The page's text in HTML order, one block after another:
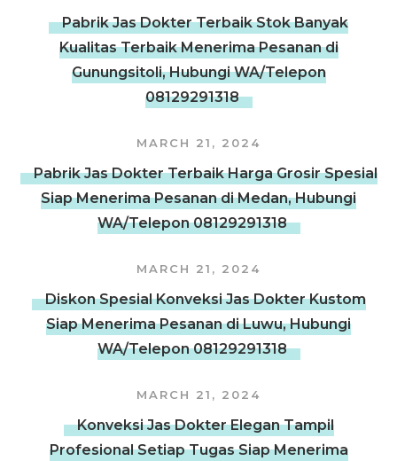
Pabrik Jas Dokter Terbaik Stok Banyak
Kualitas Terbaik Menerima Pesanan di
Gunungsitoli, Hubungi WA/Telepon
08129291318
MARCH 21, 2024
Pabrik Jas Dokter Terbaik Harga Grosir Spesial
Siap Menerima Pesanan di Medan, Hubungi
WA/Telepon 08129291318
MARCH 21, 2024
Diskon Spesial Konveksi Jas Dokter Kustom
Siap Menerima Pesanan di Luwu, Hubungi
WA/Telepon 08129291318
MARCH 21, 2024
Konveksi Jas Dokter Elegan Tampil
Profesional Setiap Tugas Siap Menerima